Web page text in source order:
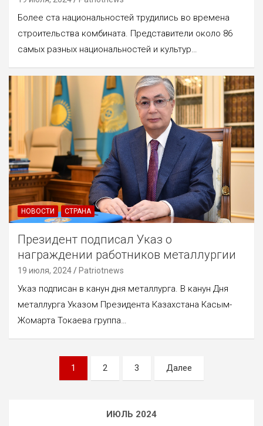
Более ста национальностей трудились во времена
строительства комбината. Представители около 86
самых разных национальностей и культур…
НОВОСТИ СТРАНА
Президент подписал Указ о
награждении работников металлургии
19 июля, 2024 Patriotnews
Указ подписан в канун дня металлурга. В канун Дня
металлурга Указом Президента Казахстана Касым-
Жомарта Токаева группа…
Пагинация
записей
1 2 3 Далее
ИЮЛЬ 2024